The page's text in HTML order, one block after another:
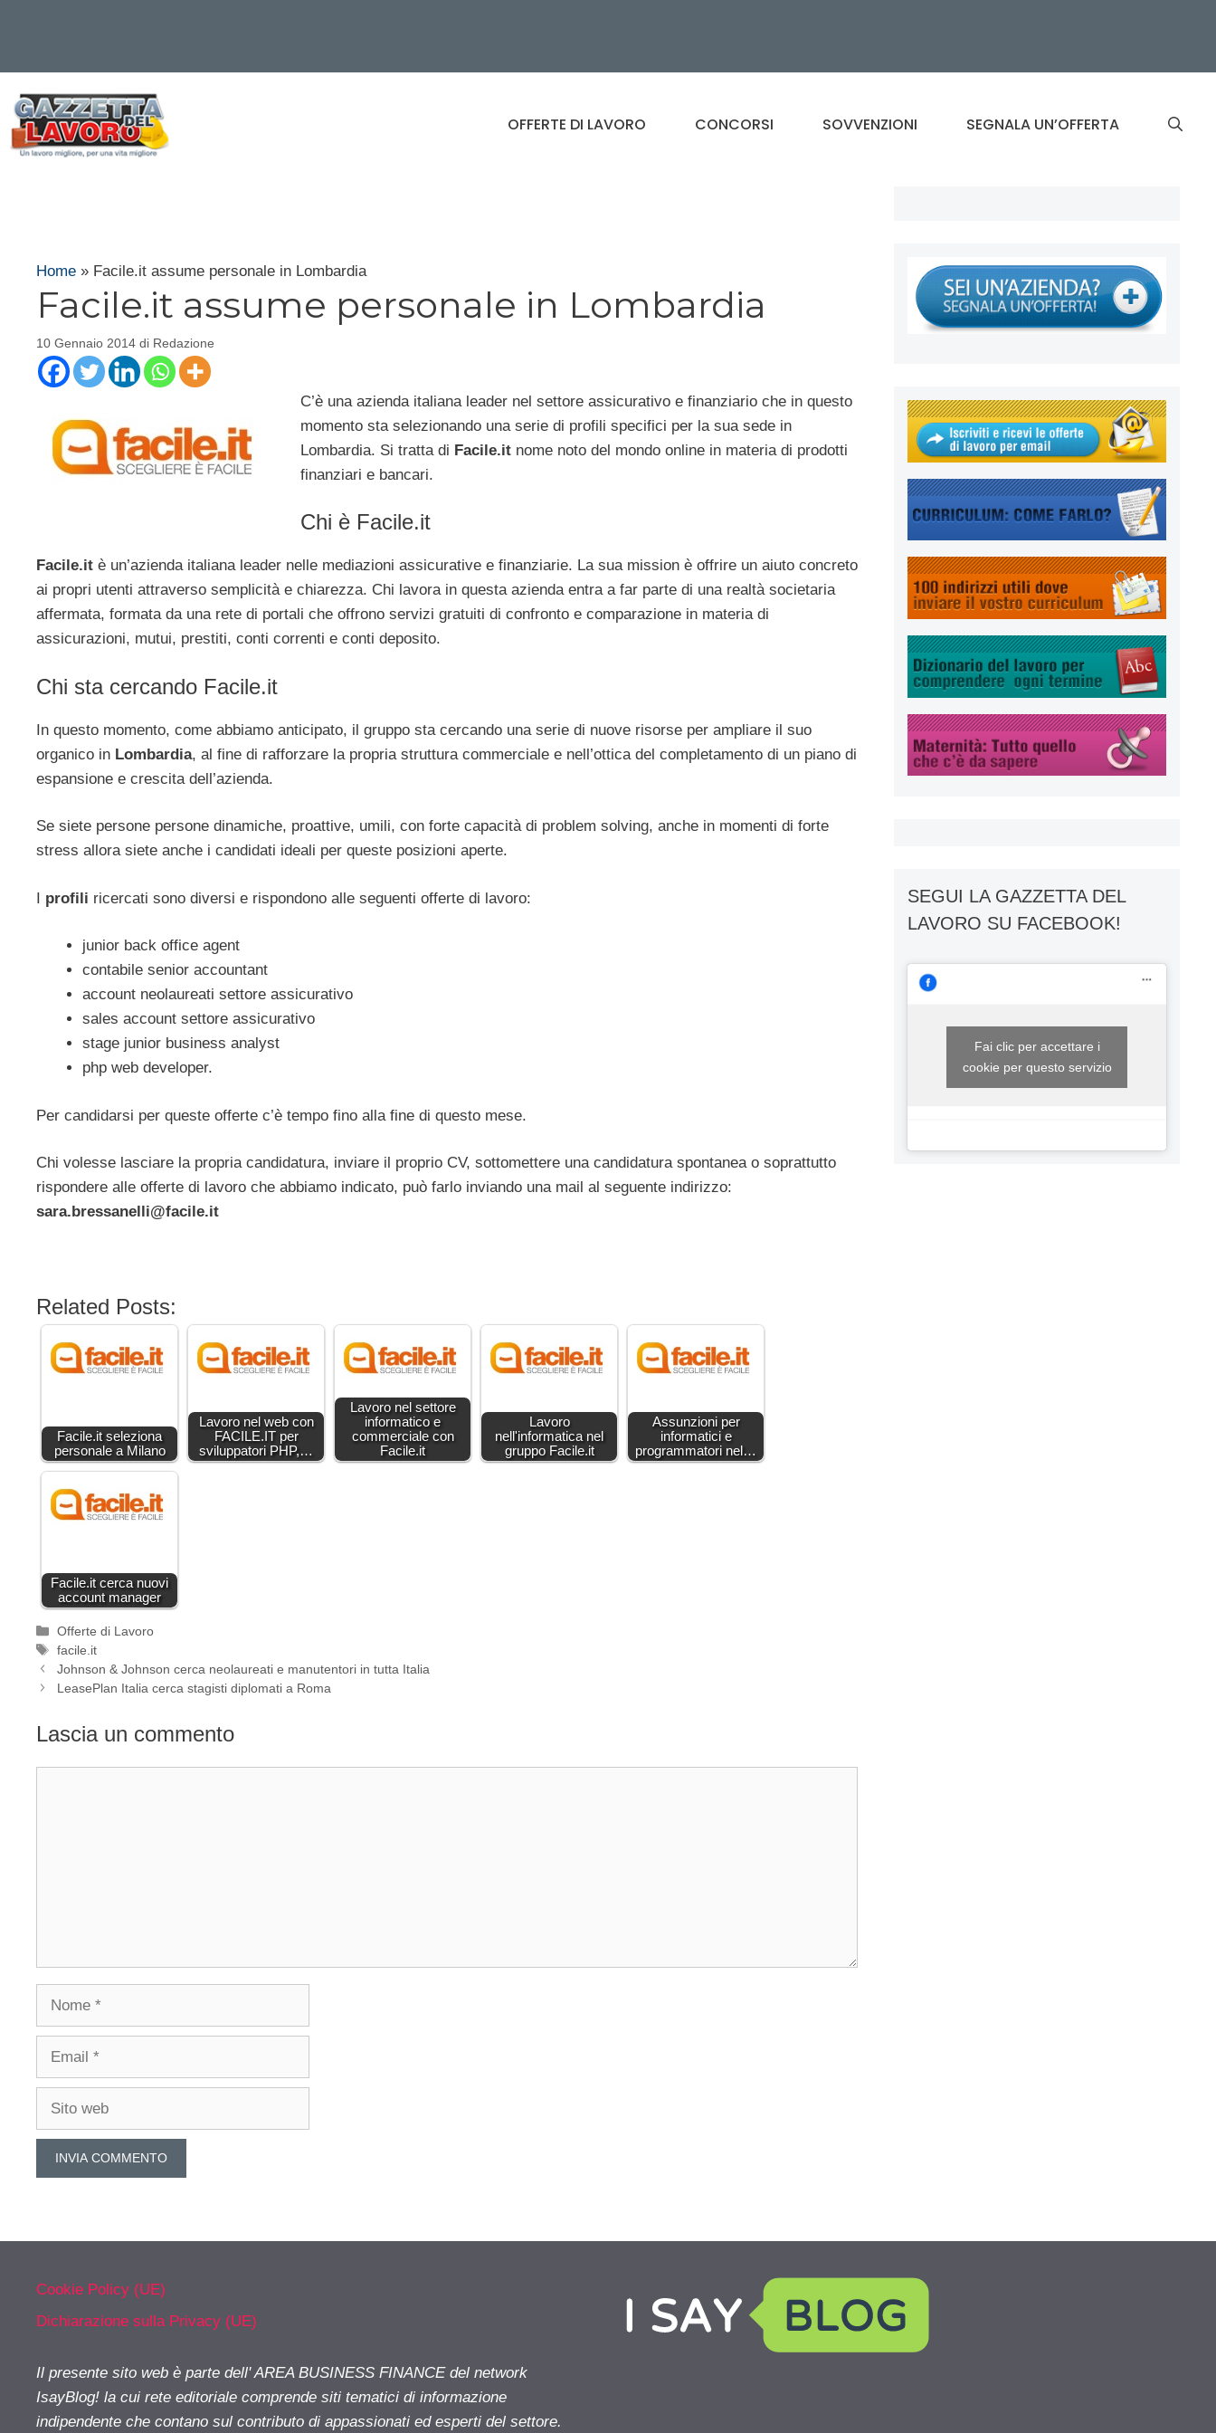
contenuto
OFFERTE DI LAVORO CONCORSI SOVVENZIONI SEGNALA UN’OFFERTA
Home » Facile.it assume personale in Lombardia
Facile.it assume personale in Lombardia
10 Gennaio 2014 di Redazione
C’è una azienda italiana leader nel settore assicurativo e finanziario che in questo
momento sta selezionando una serie di profili specifici per la sua sede in
Lombardia. Si tratta di Facile.it nome noto del mondo online in materia di prodotti
finanziari e bancari.
Chi è Facile.it
Facile.it è un’azienda italiana leader nelle mediazioni assicurative e finanziarie. La sua mission è offrire un aiuto concreto
ai propri utenti attraverso semplicità e chiarezza. Chi lavora in questa azienda entra a far parte di una realtà societaria
affermata, formata da una rete di portali che offrono servizi gratuiti di confronto e comparazione in materia di
assicurazioni, mutui, prestiti, conti correnti e conti deposito.
Chi sta cercando Facile.it
In questo momento, come abbiamo anticipato, il gruppo sta cercando una serie di nuove risorse per ampliare il suo
organico in Lombardia, al fine di rafforzare la propria struttura commerciale e nell’ottica del completamento di un piano di
espansione e crescita dell’azienda.
Se siete persone persone dinamiche, proattive, umili, con forte capacità di problem solving, anche in momenti di forte
stress allora siete anche i candidati ideali per queste posizioni aperte.
I profili ricercati sono diversi e rispondono alle seguenti offerte di lavoro:
junior back office agent
contabile senior accountant
account neolaureati settore assicurativo
sales account settore assicurativo
stage junior business analyst
php web developer.
Per candidarsi per queste offerte c’è tempo fino alla fine di questo mese.
Chi volesse lasciare la propria candidatura, inviare il proprio CV, sottomettere una candidatura spontanea o soprattutto
rispondere alle offerte di lavoro che abbiamo indicato, può farlo inviando una mail al seguente indirizzo:
sara.bressanelli@facile.it
Related Posts:
Facile.it seleziona
personale a Milano
Lavoro nel web con
FACILE.IT per
sviluppatori PHP,…
Lavoro nel settore
informatico e
commerciale con
Facile.it
Lavoro
nell'informatica nel
gruppo Facile.it
Assunzioni per
informatici e
programmatori nel…
Facile.it cerca nuovi
account manager
Categorie
Offerte di Lavoro
Tag
facile.it
Johnson & Johnson cerca neolaureati e manutentori in tutta Italia
LeasePlan Italia cerca stagisti diplomati a Roma
Lascia un commento
SEGUI LA GAZZETTA DEL
LAVORO SU FACEBOOK!
Fai clic per accettare i
cookie per questo servizio
Cookie Policy (UE)
Dichiarazione sulla Privacy (UE)
Il presente sito web è parte dell' AREA BUSINESS FINANCE del network
IsayBlog! la cui rete editoriale comprende siti tematici di informazione
indipendente che contano sul contributo di appassionati ed esperti del settore.